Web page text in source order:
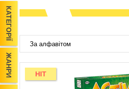
КАТЕГОРІЇ
ЖАНРИ
HIT